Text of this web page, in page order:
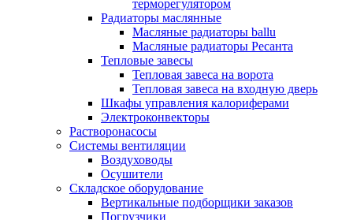
терморегулятором
Радиаторы маслянные
Масляные радиаторы ballu
Масляные радиаторы Ресанта
Тепловые завесы
Тепловая завеса на ворота
Тепловая завеса на входную дверь
Шкафы управления калориферами
Электроконвекторы
Растворонасосы
Системы вентиляции
Воздуховоды
Осушители
Складское оборудование
Вертикальные подборщики заказов
Погрузчики